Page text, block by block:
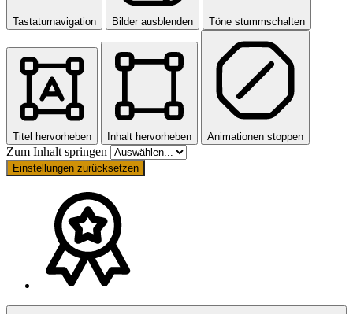
Tastaturnavigation Bilder ausblenden Töne stummschalten
Titel hervorheben Inhalt hervorheben Animationen stoppen
Zum Inhalt springen
Einstellungen zurücksetzen